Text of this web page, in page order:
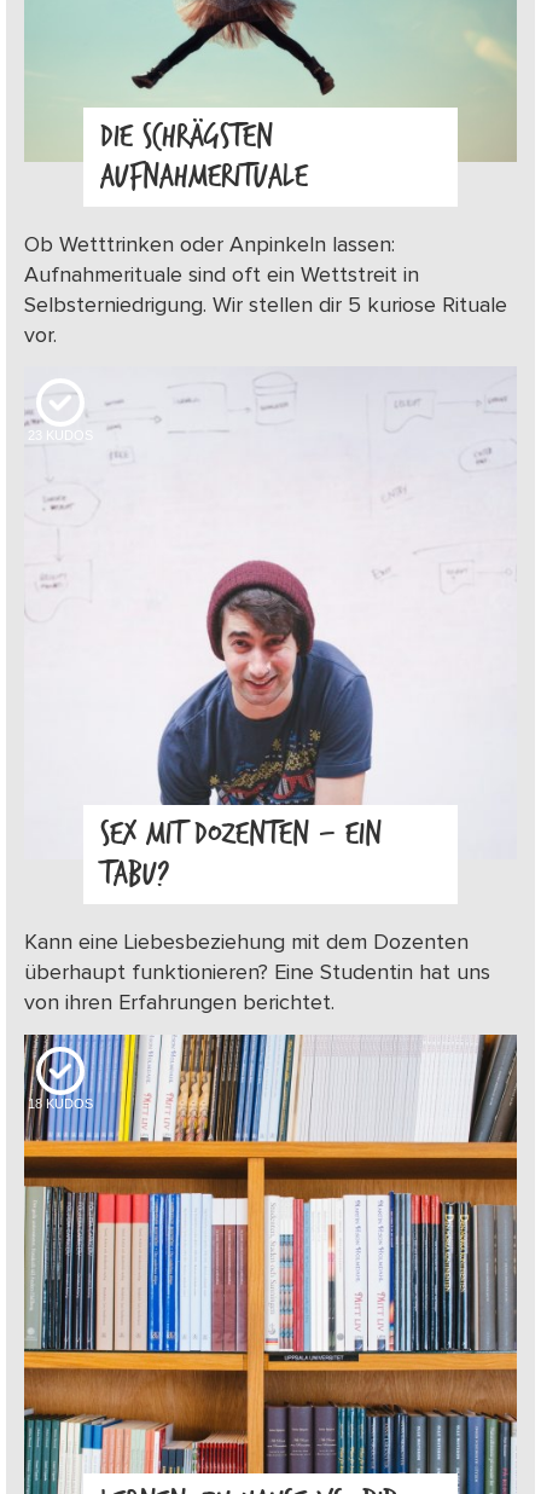
DIE SCHRÄGSTEN
AUFNAHMERITUALE
Ob Wetttrinken oder Anpinkeln lassen:
Aufnahmerituale sind oft ein Wettstreit in
Selbsterniedrigung. Wir stellen dir 5 kuriose Rituale
vor.
23 KUDOS
SEX MIT DOZENTEN – EIN
TABU?
Kann eine Liebesbeziehung mit dem Dozenten
überhaupt funktionieren? Eine Studentin hat uns
von ihren Erfahrungen berichtet.
18 KUDOS